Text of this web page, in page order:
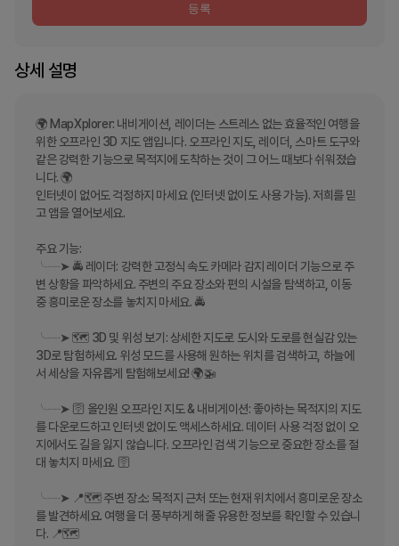
등록
상세 설명
🌍 MapXplorer: 내비게이션, 레이더는 스트레스 없는 효율적인 여행을
위한 오프라인 3D 지도 앱입니다. 오프라인 지도, 레이더, 스마트 도구와
같은 강력한 기능으로 목적지에 도착하는 것이 그 어느 때보다 쉬워졌습
니다. 🌍
인터넷이 없어도 걱정하지 마세요 (인터넷 없이도 사용 가능). 저희를 믿
고 앱을 열어보세요.
주요 기능:
╰┈➤ 🚔 레이더: 강력한 고정식 속도 카메라 감지 레이더 기능으로 주
변 상황을 파악하세요. 주변의 주요 장소와 편의 시설을 탐색하고, 이동
중 흥미로운 장소를 놓치지 마세요. 🚔
╰┈➤ 🗺️ 3D 및 위성 보기: 상세한 지도로 도시와 도로를 현실감 있는
3D로 탐험하세요. 위성 모드를 사용해 원하는 위치를 검색하고, 하늘에
서 세상을 자유롭게 탐험해보세요! 🌍🚁
╰┈➤ 🛜 올인원 오프라인 지도 & 내비게이션: 좋아하는 목적지의 지도
를 다운로드하고 인터넷 없이도 액세스하세요. 데이터 사용 걱정 없이 오
지에서도 길을 잃지 않습니다. 오프라인 검색 기능으로 중요한 장소를 절
대 놓치지 마세요. 🛜
╰┈➤ 📍🗺️ 주변 장소: 목적지 근처 또는 현재 위치에서 흥미로운 장소
를 발견하세요. 여행을 더 풍부하게 해줄 유용한 정보를 확인할 수 있습니
다. 📍🗺️